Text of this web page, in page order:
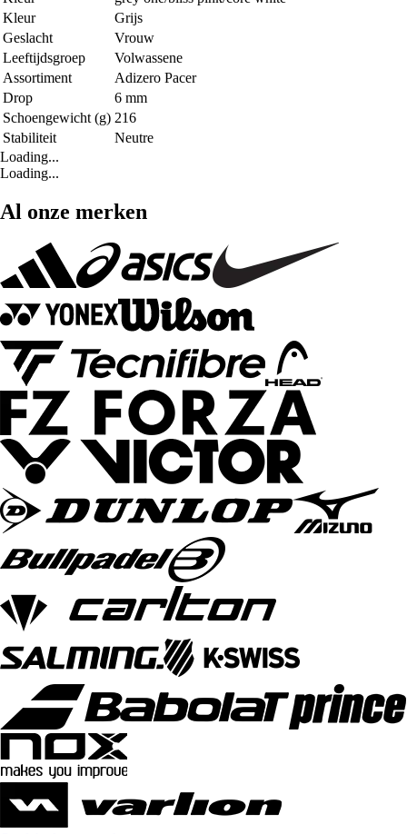
Kleur
Grijs
Geslacht
Vrouw
Leeftijdsgroep
Volwassene
Assortiment
Adizero Pacer
Drop
6 mm
Schoengewicht (g) 216
Stabiliteit
Neutre
Loading...
Loading...
Al onze merken